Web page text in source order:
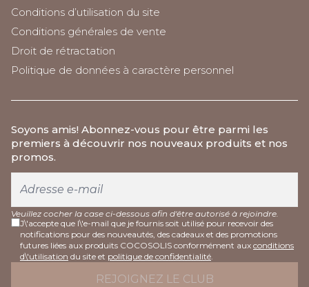
Conditions d’utilisation du site
Conditions générales de vente
Droit de rétractation
Politique de données à caractère personnel
Soyons amis! Abonnez-vous pour être parmi les
premiers à découvrir nos nouveaux produits et nos
promos.
Veuillez cocher la case ci-dessous afin d'être autorisé à rejoindre.
J\'accepte que l\'e-mail que je fournis soit utilisé pour recevoir des
notifications pour des nouveautés, des cadeaux et des promotions
futures liées aux produits COCOSOLIS conformément aux conditions
d\'utilisation du site et politique de confidentialité